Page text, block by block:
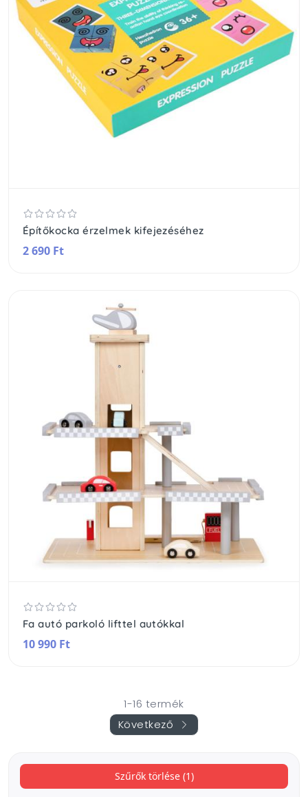
Szűrők törlése (1)
Építőkocka érzelmek kifejezéséhez
2 690 Ft
Fa autó parkoló lifttel autókkal
10 990 Ft
1-16 termék
Következő